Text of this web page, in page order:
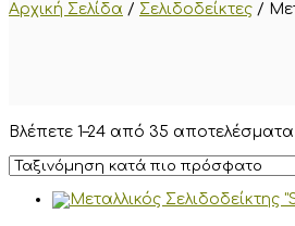
Αρχική Σελίδα / Σελιδοδείκτες /
Βλέπετε 1–24 από 35 αποτελέσματα